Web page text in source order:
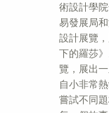
術設計學
易發展局
設計展覽
下的羅莎
覽，展出
自小非常
嘗試不同